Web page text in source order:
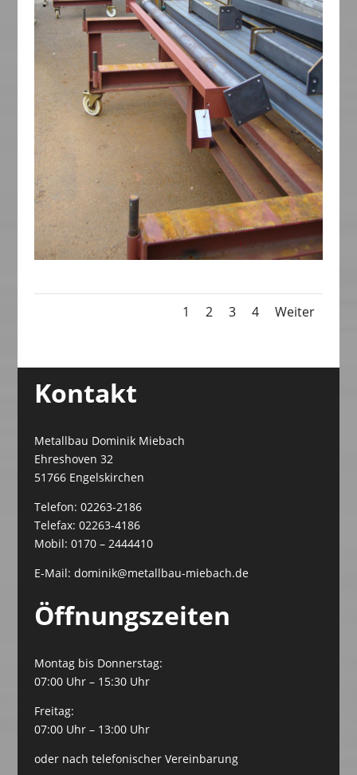
1 2 3 4 Weiter
Kontakt
Metallbau Dominik Miebach
Ehreshoven 32
51766 Engelskirchen
Telefon: 02263-2186
Telefax: 02263-4186
Mobil: 0170 – 2444410
E-Mail: dominik@metallbau-miebach.de
Öffnungszeiten
Montag bis Donnerstag:
07:00 Uhr – 15:30 Uhr
Freitag:
07:00 Uhr – 13:00 Uhr
oder nach telefonischer Vereinbarung